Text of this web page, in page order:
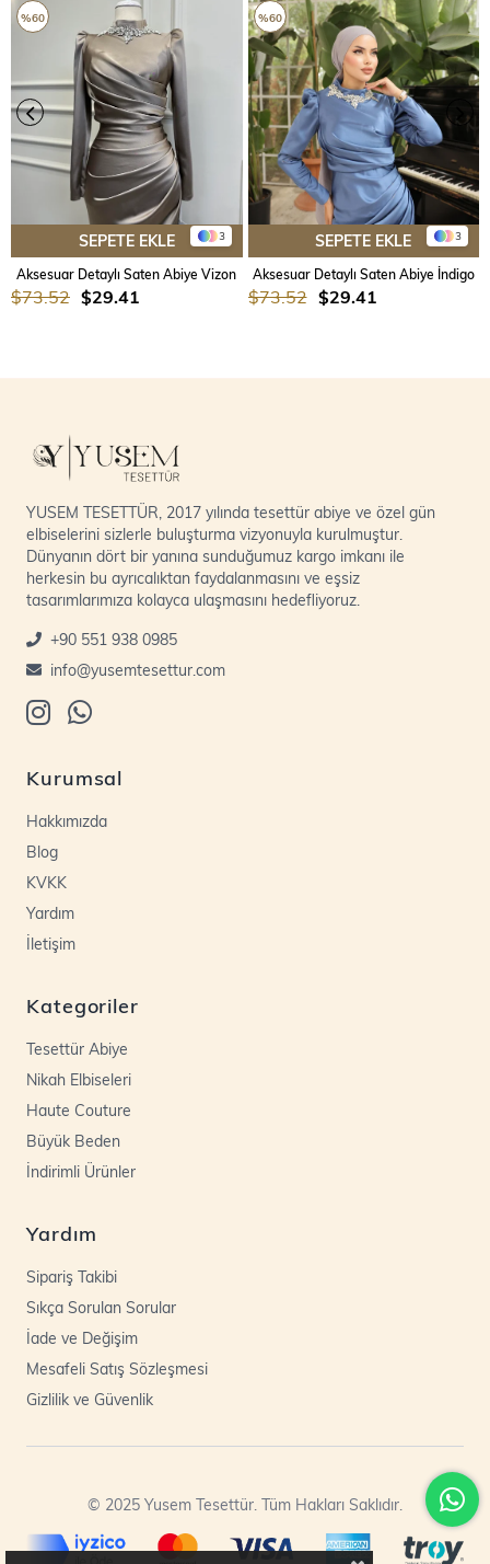
3
SEPETE EKLE
Aksesuar Detaylı Saten Abiye Vizon
$29.41
$73.52
ÜRÜN
%60
3
SEPETE EKLE
Aksesuar Detaylı Saten Abiye İndigo
$29.41
$73.52
ÜRÜN
%60
YUSEM TESETTÜR, 2017 yılında tesettür abiye ve özel gün
elbiselerini sizlerle buluşturma vizyonuyla kurulmuştur.
Dünyanın dört bir yanına sunduğumuz kargo imkanı ile
herkesin bu ayrıcalıktan faydalanmasını ve eşsiz
tasarımlarımıza kolayca ulaşmasını hedefliyoruz.
+90 551 938 0985
info@yusemtesettur.com
Kurumsal
Hakkımızda
Blog
KVKK
Yardım
İletişim
Kategoriler
Tesettür Abiye
Nikah Elbiseleri
Haute Couture
Büyük Beden
İndirimli Ürünler
Yardım
Sipariş Takibi
Sıkça Sorulan Sorular
İade ve Değişim
Mesafeli Satış Sözleşmesi
Gizlilik ve Güvenlik
© 2025 Yusem Tesettür. Tüm Hakları Saklıdır.